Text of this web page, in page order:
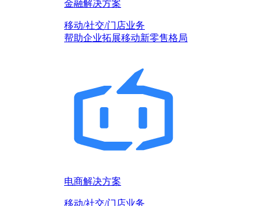
金融解决方案
移动/社交/门店业务
帮助企业拓展移动新零售格局
电商解决方案
移动/社交/门店业务